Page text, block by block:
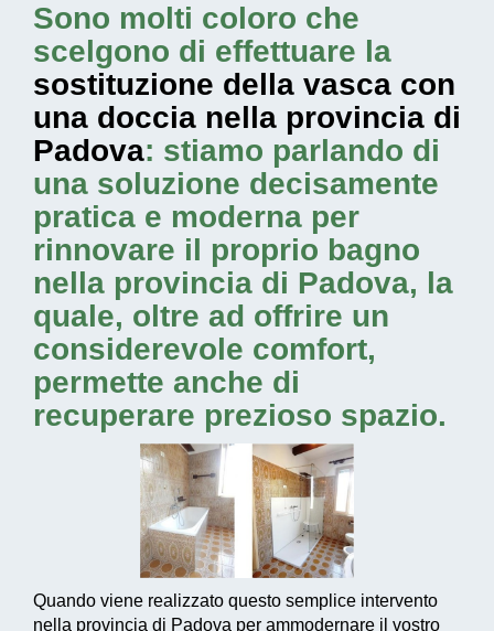
Sono molti coloro che
scelgono di effettuare la
sostituzione della vasca con
una doccia nella provincia di
Padova: stiamo parlando di
una soluzione decisamente
pratica e moderna per
rinnovare il proprio bagno
nella provincia di Padova, la
quale, oltre ad offrire un
considerevole comfort,
permette anche di
recuperare prezioso spazio.
Quando viene realizzato questo semplice intervento
nella provincia di Padova per ammodernare il vostro